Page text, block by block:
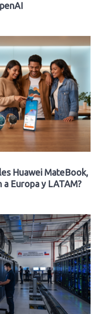
Huawei MateBook,
Europa y LATAM?